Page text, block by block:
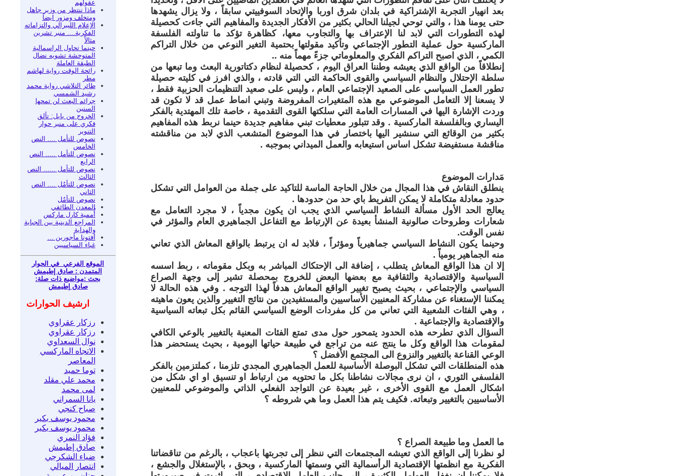
عقولهم
ماذا ننتظر من وزير جاهل
ومتخلف ومزور ايضاً
الإعلام الليبرالي والتزاماته
الفكرية.... منبر تشرين
مثالاً
حينما تحاول الراسمالية
المتوحشة تشويه نضال
الطبقة العاملة
رائحة الوقت رواية لهاشم
مطر
طائر التلاشي رواية محمد
رشيد الشمسي
جرائم البعث لن تمحها
السنين
الخروج من بابل: تألق
فكري على منبر حوار
التنوير
نصوص للتأمل .... النص
الخامس
نصوص للتأمل ..... النص
الرابع
نصوص للتأمل ...... النص
الثالث
نصوص للتأمٌل .... النص
الثاني
نصوص للتأمٌل
المعدن الطائفي
أُممية كارل ماركس
المراجِع الدينية بين الجباية
والهداية
أفتونا مأجورين ...
غباء السياسيين
الموقع الفرعي في الحوار
المتمدن : صادق إطيمش
بحث :مواضيع ذات صلة:
صادق إطيمش
ارشيف الحوارات
رزكار عقراوي
رزكار عقراوي
نوال السعداوي
الاتجاه الماركسي
المعاصر
توما حميد
محمد علي مقلد
لمى محمد
يانا السمراني
صباح كنجي
محمود يوسف بكير
محمود يوسف بكير
فؤاد النمري
صادق إطيمش
ضياء الشكرجي
انتصار الميالي
بعد انهيار التجربة الإشتراكية في بلدان شرق اوربا والإتحاد السوفييتي سابقاً ، ولا يزال يشهدها
حتى يومنا هذا ، والتي توحي لجيلنا الحالي بكثير من الأفكار الجديدة والمفاهيم التي جاءت كحصيلة
لهذه التطورات التي لابد لنا الإعتراف بها والتجاوب معها، كظاهرة تؤكد ما تناولته الفلسفة
الماركسية حول عملية التطور الإجتماعي وتأكيد مقولتها بحتمية التغير النوعي من خلال التراكم
الكمي ، الذي اصبح التراكم الفكري والمعلوماتي جزءً مهماً منه ..
إنطلاقاً من الواقع الذي يعيشه وطننا العراق اليوم ، كحصيلة لنظام دكتاتورية البعث وما تبعها من
سلطة الإحتلال والنظام السياسي والقوى الحاكمة التي التي قادته ، والذي افرز في كليته حصيلة
تطور العمل السياسي على الصعيد الإجتماعي العام ، وليس على صعيد التنظيمات الحزبية فقط ،
لا يسعنا إلا التعامل الموضوعي مع هذه المتغيرات المفروضة وتبني انماط عمل قد لا تكون قد
وردت الإشارة اليها في المسارات العامة التي سلكتها القوى التقدمية ، خاصة تلك المهتدية بالفكر
اليساري وبالفلسفة الماركسية . وقد تتبلور معطيات تبني مفاهيم جديدة حينما نربط هذه المفاهيم
بكثير من الوقائع التي سنشير اليها باختصار في هذا الموضوع المتشعب الذي لابد من مناقشته
مناقشة مستفيضة تشكل اساس استيعابه والعمل الميداني بموجبه .
مَدارات الموضوع
ينطلق النقاش في هذا المجال من خلال الحاجة الماسة للتاكيد على جملة من العوامل التي تشكل
حدود معادلة متكاملة لا يمكن التفريط باي حد من حدودها .
يعالج الحد الأول مسألة النشاط السياسي الذي يجب ان يكون مجدياً ، لا مجرد التعامل مع
شعارات وطروحات صالونية المنشأ بعيدة عن الإرتباط مع التفاعل الجماهيري العام والمؤثر في
نفس الوقت.
وحينما يكون النشاط السياسي جماهيرياً ومؤثراً ، فلابد له ان يرتبط بالواقع المعاش الذي تعاني
منه الجماهير يومياً .
إلا ان هذا الواقع المعاش يتطلب ، إضافة الى الإحتكاك المباشر به وبكل مقوماته ، ربط اسسه
السياسية والإقتصادية والثقافية مع بعضها البعض للخروج بمحصلة تشير إلى وجهة الصراع
السياسي والإجتماعي ، بحيث يصبح تغيير الواقع المعاش هدفاً لهذا التوجه . وفي هذه الحالة لا
يمكننا الإستغناء عن مشاركة المعنيين الأساسيين والمستفيدين من نتائج التغيير والذين يعون ماهيته
، وهي الفئات الشعبية التي تعاني من كل مفردات الوضع السياسي القائم بكل تبعاته السياسية
والإقتصادية والإجتماعية .
السؤال الذي تطرحه هذه الحدود يتمحور حول مدى تمتع الفئات المعنية بالتغيير بالوعي الكافي
لمقومات هذا الواقع وكل ما ينتج عنه من تراجع في طبيعة حياتها اليومية ، بحيث يستحضر هذا
الوعي القناعة بالتغيير والنزوع الى المجتمع الأفضل ؟
هذه المنطلقات التي تشكل البوصلة الأساسية للعمل الجماهيري المجدي تلزمنا ، كملتزمين بالفكر
الفلسفي الثوري ، ان نرى مجالات نشاطنا بكل ما تحتويه من ارتباط او تنسيق او اي شكل من
اشكال العمل مع القوى الأخرى ، غير بعيدة عن التواجد الفعلي الذاتي والموضوعي للمعنيين
الأساسيين بالتغيير وتبعاته. فكيف يتم هذا العمل وما هي شروطه ؟
ما العمل وما طبيعة الصراع ؟
لو نظرنا إلى الواقع الذي تعيشه المجتمعات التي ننظر إلى تجربتها باعجاب ، بالرغم من تناقضاتنا
الفكرية مع انظمتها الإقتصادية الرأسمالية التي وسمتها الماركسية ، وبحق ، بالإستغلال والجشع ،